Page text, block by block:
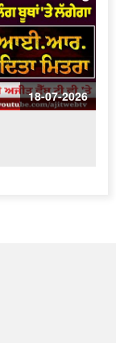
18-07-2026